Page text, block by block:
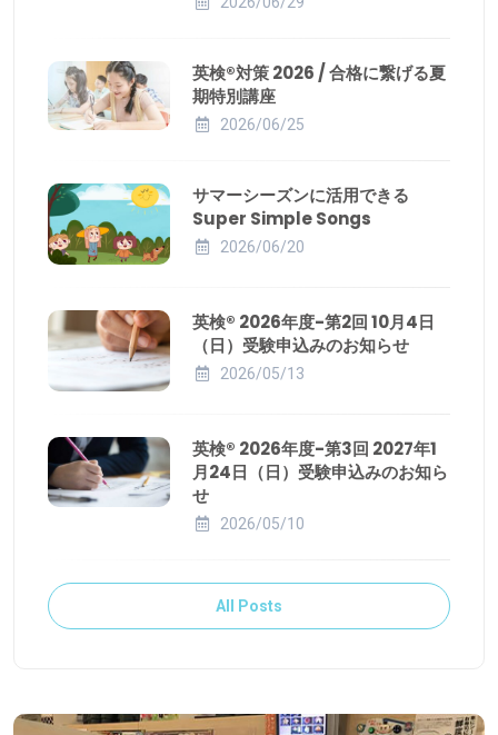
英検®対策 2026 / 合格に繋げる夏
期特別講座
2026/06/25
サマーシーズンに活用できる
Super Simple Songs
2026/06/20
英検® 2026年度-第2回 10月4日
（日）受験申込みのお知らせ
2026/05/13
英検® 2026年度-第3回 2027年1
月24日（日）受験申込みのお知ら
せ
2026/05/10
All Posts